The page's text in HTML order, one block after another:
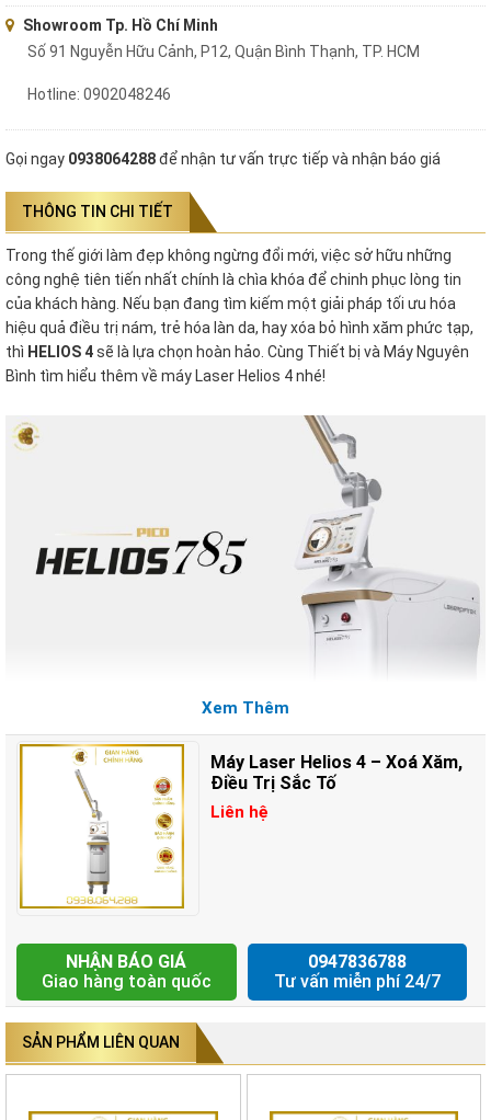
Showroom Tp. Hồ Chí Minh
Số 91 Nguyễn Hữu Cảnh, P12, Quận Bình Thạnh, TP. HCM
Hotline: 0902048246
Gọi ngay 0938064288để nhận tư vấn trực tiếp và nhận báo giá
THÔNG TIN CHI TIẾT
Trong thế giới làm đẹp không ngừng đổi mới, việc sở hữu những
công nghệ tiên tiến nhất chính là chìa khóa để chinh phục lòng tin
của khách hàng. Nếu bạn đang tìm kiếm một giải pháp tối ưu hóa
hiệu quả điều trị nám, trẻ hóa làn da, hay xóa bỏ hình xăm phức tạp,
thì HELIOS 4sẽ là lựa chọn hoàn hảo. Cùng Thiết bị và Máy Nguyên
Bình tìm hiểu thêm về máy Laser Helios 4 nhé!
Máy Laser Helios 4 785
Mục lục
Giới thiệu về máy Laser Helios 4
Nguyên lý hoạt động của máy laser Helios 4
Kết hợp bước sóng đa năng
sáng chế
Chùm tia đồng nhất và ổn định
Hiệu quả điều trị của máy Laser Helios 4
Xem Thêm
Máy Laser Helios 4 – Xoá Xăm,
Điều Trị Sắc Tố
Liên hệ
NHẬN BÁO GIÁ
Giao hàng toàn quốc
0947836788
Tư vấn miễn phí 24/7
SẢN PHẨM LIÊN QUAN